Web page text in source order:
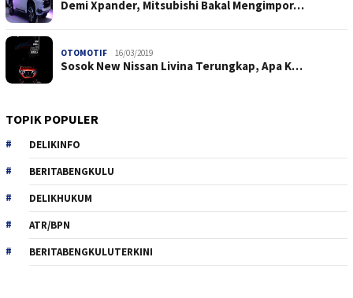
Demi Xpander, Mitsubishi Bakal Mengimpor…
OTOMOTIF 16/03/2019
Sosok New Nissan Livina Terungkap, Apa K…
TOPIK POPULER
DELIKINFO
BERITABENGKULU
DELIKHUKUM
ATR/BPN
BERITABENGKULUTERKINI